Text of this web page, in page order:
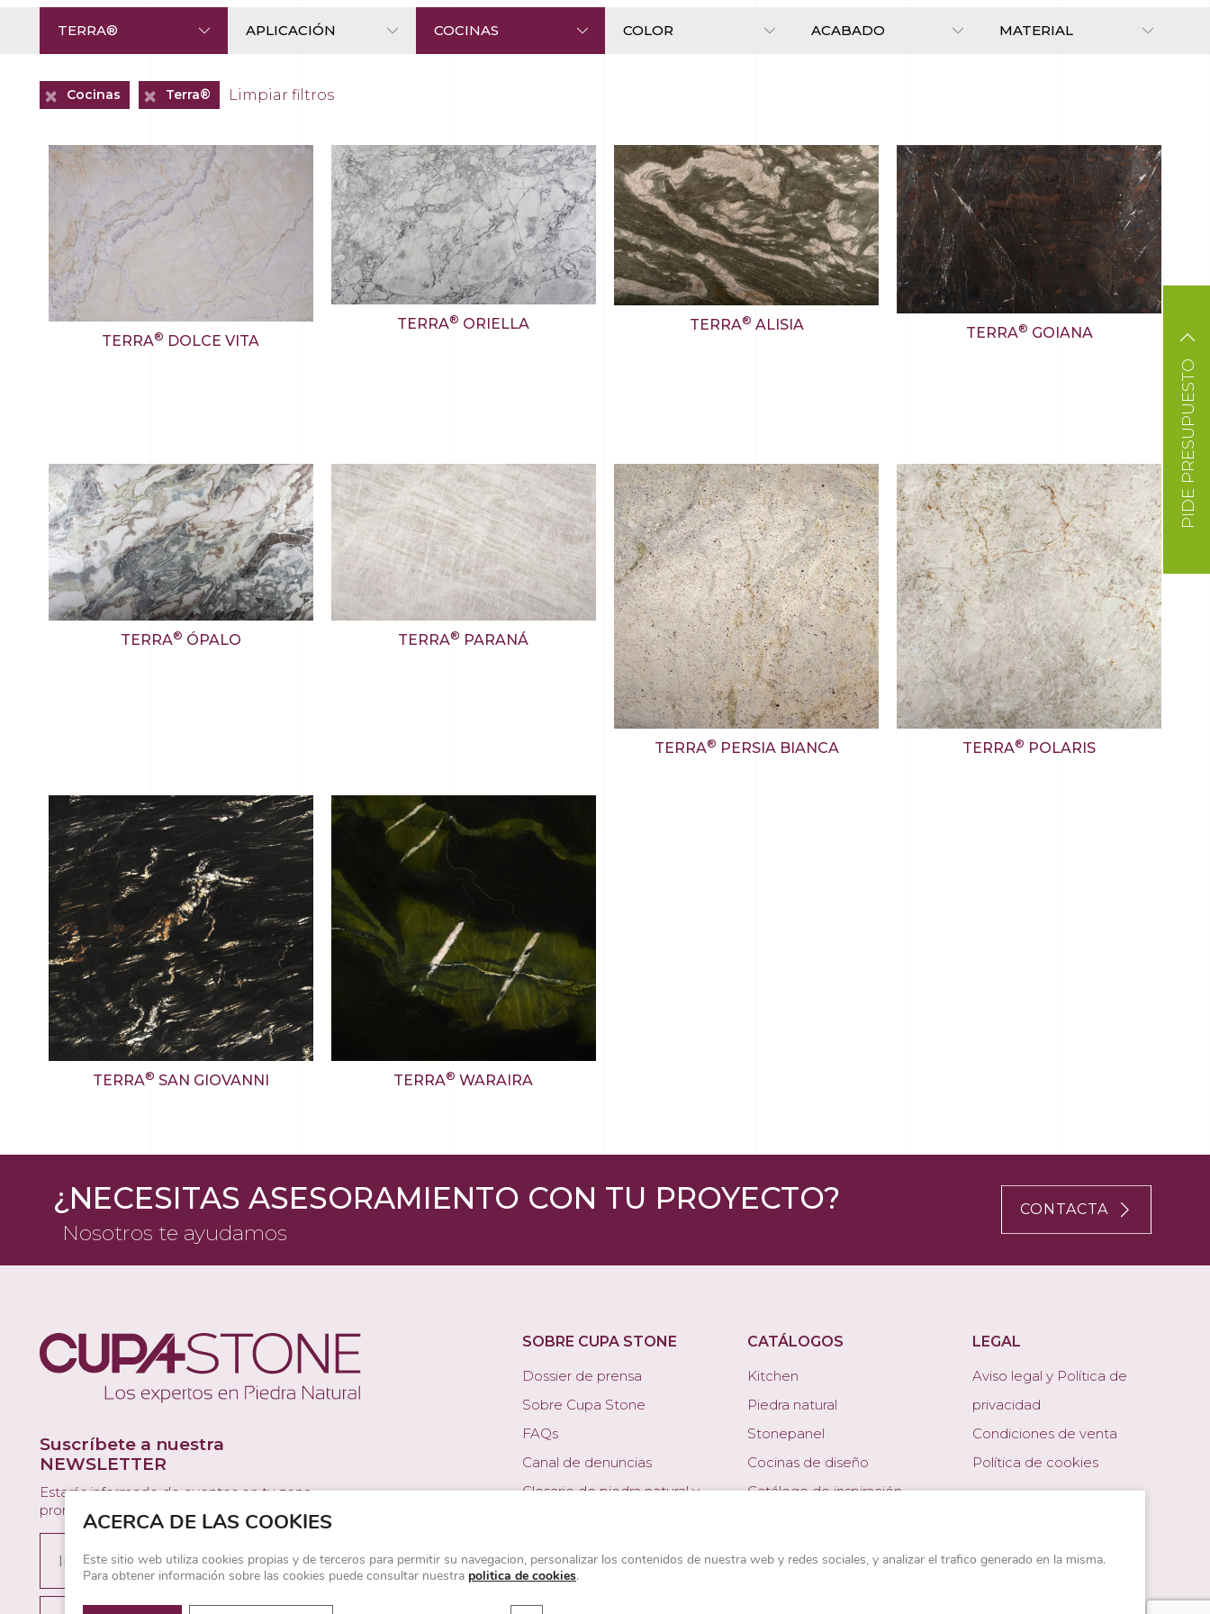
+Cocinas +Terra® Limpiar filtros
TERRA® DOLCE VITA
TERRA® ORIELLA TERRA® ALISIA TERRA® GOIANA
TERRA® ÓPALO TERRA® PARANÁ
TERRA® PERSIA BIANCA TERRA® POLARIS
TERRA® SAN GIOVANNI TERRA® WARAIRA
¿NECESITAS ASESORAMIENTO CON TU PROYECTO?
Nosotros te ayudamos
CONTACTA
Suscríbete a nuestra
NEWSLETTER
Estarás informado de eventos en tu zona,
promociones y nuevos productos.
SOBRE CUPA STONE
Dossier de prensa
Sobre Cupa Stone
FAQs
Canal de denuncias
Glosario de piedra natural y
CATÁLOGOS
Kitchen
Piedra natural
Stonepanel
Cocinas de diseño
Catálogo de inspiración
LEGAL
Aviso legal y Política de
privacidad
Condiciones de venta
Política de cookies
ACERCA DE LAS COOKIES
Este sitio web utiliza cookies propias y de terceros para permitir su navegacion, personalizar los contenidos de nuestra web y redes sociales, y analizar el trafico generado en la misma.
Para obtener información sobre las cookies puede consultar nuestra politica de cookies.
PIDE PRESUPUESTO